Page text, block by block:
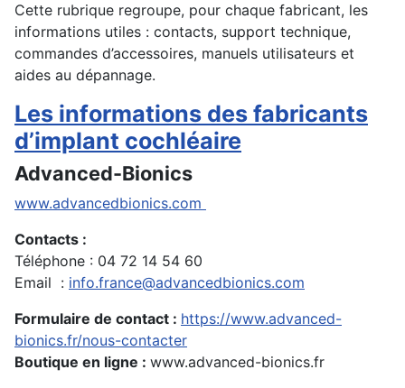
Cette rubrique regroupe, pour chaque fabricant, les
informations utiles : contacts, support technique,
commandes d’accessoires, manuels utilisateurs et
aides au dépannage.
Les informations des fabricants
d’implant cochléaire
Advanced-Bionics
www.advancedbionics.com
Contacts :
Téléphone : 04 72 14 54 60
Email : info.france@advancedbionics.com
Formulaire de contact : https://www.advanced-
bionics.fr/nous-contacter
Boutique en ligne : www.advanced-bionics.fr